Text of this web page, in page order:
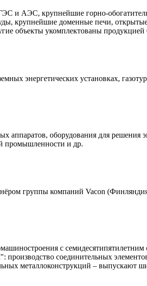
и АЭС, крупнейшие горно-
крупнейшие доменные печи,
объекты укомплектованы
энергетических установках,
аппаратов, оборудования для решения
промышленности и др.
группы компаний Vacon
с семидесятипятилетним
соединительных
металлоконструкций – выпускают